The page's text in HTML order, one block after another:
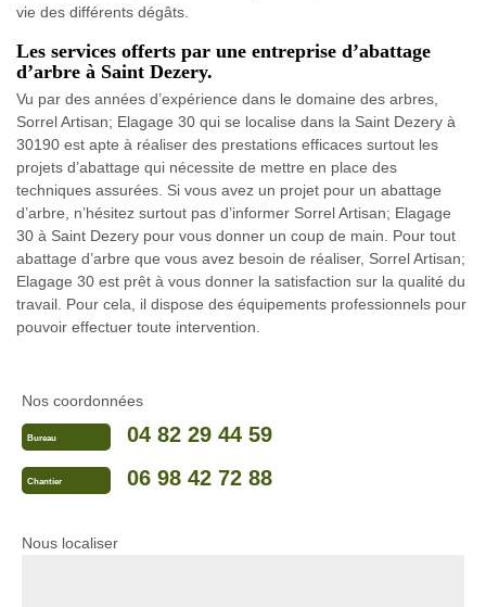
vie des différents dégâts.
Les services offerts par une entreprise d’abattage
d’arbre à Saint Dezery.
Vu par des années d’expérience dans le domaine des arbres,
Sorrel Artisan; Elagage 30 qui se localise dans la Saint Dezery à
30190 est apte à réaliser des prestations efficaces surtout les
projets d’abattage qui nécessite de mettre en place des
techniques assurées. Si vous avez un projet pour un abattage
d’arbre, n’hésitez surtout pas d’informer Sorrel Artisan; Elagage
30 à Saint Dezery pour vous donner un coup de main. Pour tout
abattage d’arbre que vous avez besoin de réaliser, Sorrel Artisan;
Elagage 30 est prêt à vous donner la satisfaction sur la qualité du
travail. Pour cela, il dispose des équipements professionnels pour
pouvoir effectuer toute intervention.
Nos coordonnées
Bureau 04 82 29 44 59
Chantier 06 98 42 72 88
Nous localiser